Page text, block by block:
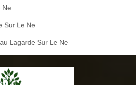
Ne
Sur Le Ne
Lagarde Sur Le Ne